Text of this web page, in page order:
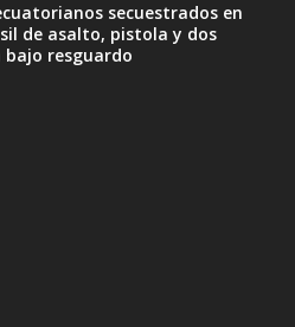
secuestrados en
de asalto, pistola y dos
bajo resguardo